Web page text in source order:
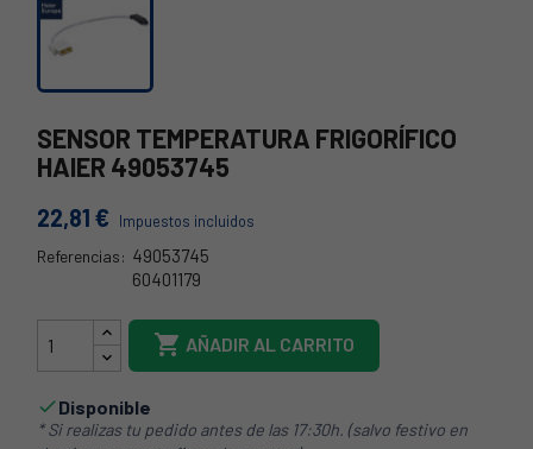
SENSOR TEMPERATURA FRIGORÍFICO
HAIER 49053745
22,81 € Impuestos incluidos
Referencias: 49053745
60401179
 AÑADIR AL CARRITO
Disponible
* Si realizas tu pedido antes de las 17:30h. (salvo festivo en